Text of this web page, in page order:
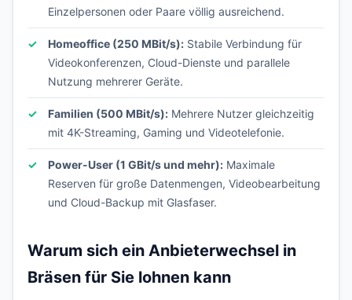
Einzelpersonen oder Paare völlig ausreichend.
Homeoffice (250 MBit/s): Stabile Verbindung für
Videokonferenzen, Cloud-Dienste und parallele
Nutzung mehrerer Geräte.
Familien (500 MBit/s): Mehrere Nutzer gleichzeitig
mit 4K-Streaming, Gaming und Videotelefonie.
Power-User (1 GBit/s und mehr): Maximale
Reserven für große Datenmengen, Videobearbeitung
und Cloud-Backup mit Glasfaser.
Warum sich ein Anbieterwechsel in
Bräsen für Sie lohnen kann